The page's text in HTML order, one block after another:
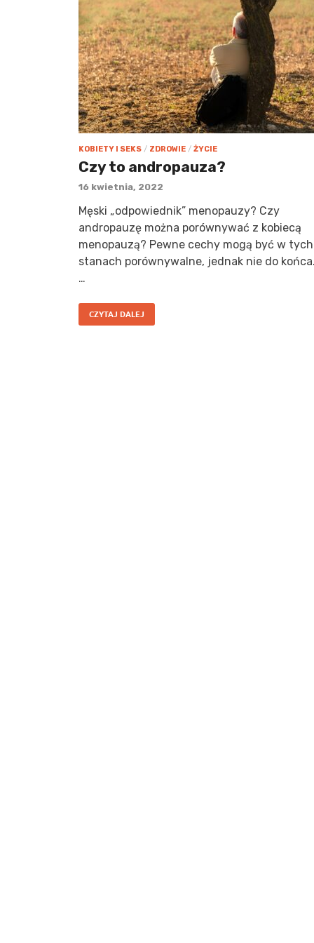
KOBIETY I SEKS / ZDROWIE / ŻYCIE
Czy to andropauza?
16 kwietnia, 2022
Męski „odpowiednik” menopauzy? Czy
andropauzę można porównywać z kobiecą
menopauzą? Pewne cechy mogą być w tych
stanach porównywalne, jednak nie do
…
CZYTAJ DALEJ